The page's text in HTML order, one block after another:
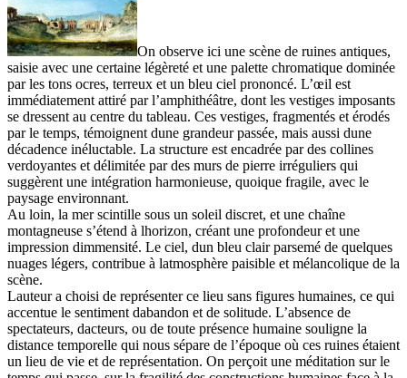
On observe ici une scène de ruines antiques,
saisie avec une certaine légèreté et une palette chromatique dominée
par les tons ocres, terreux et un bleu ciel prononcé. L’œil est
immédiatement attiré par l’amphithéâtre, dont les vestiges imposants
se dressent au centre du tableau. Ces vestiges, fragmentés et érodés
par le temps, témoignent dune grandeur passée, mais aussi dune
décadence inéluctable. La structure est encadrée par des collines
verdoyantes et délimitée par des murs de pierre irréguliers qui
suggèrent une intégration harmonieuse, quoique fragile, avec le
paysage environnant.
Au loin, la mer scintille sous un soleil discret, et une chaîne
montagneuse s’étend à lhorizon, créant une profondeur et une
impression dimmensité. Le ciel, dun bleu clair parsemé de quelques
nuages légers, contribue à latmosphère paisible et mélancolique de la
scène.
Lauteur a choisi de représenter ce lieu sans figures humaines, ce qui
accentue le sentiment dabandon et de solitude. L’absence de
spectateurs, dacteurs, ou de toute présence humaine souligne la
distance temporelle qui nous sépare de l’époque où ces ruines étaient
un lieu de vie et de représentation. On perçoit une méditation sur le